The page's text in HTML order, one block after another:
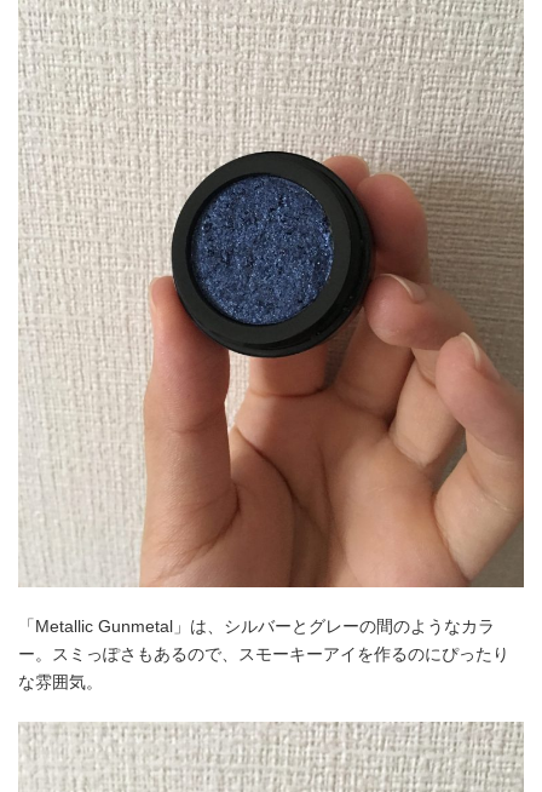
「Metallic Gunmetal」は、シルバーとグレーの間のようなカラ
ー。スミっぽさもあるので、スモーキーアイを作るのにぴったり
な雰囲気。